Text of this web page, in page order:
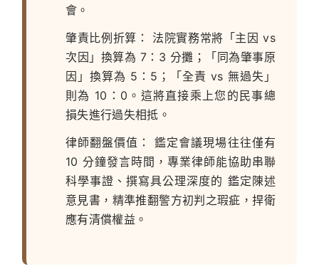
會。
肇責比例折算：
法院實務常將「主因 vs
次因」換算為 7：3 分攤；「同為肇事原
因」換算為 5：5 ；「全責 vs 無過失」
則為 10：0 。這將直接乘上您的民事總
損失進行過失相抵。
律師翻盤價值：
鑑定會議現場往往僅有
10 分鐘發言時間，專業律師能協助串聯
科學事證、撰寫具公理深度的 鑑定陳述
意見書 ，精準推翻警方初判之瑕疵，捍衛
應有清償權益。